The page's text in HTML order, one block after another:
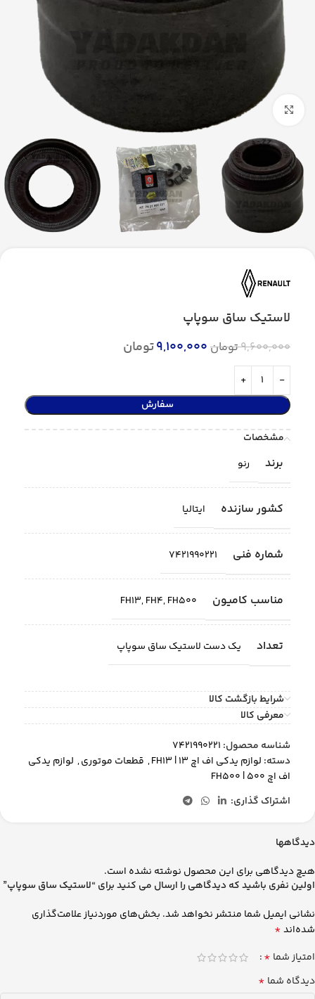
بزرگنمایی تصویر
لاستیک ساق سوپاپ
9,600,000تومان 9,100,000تومان
سفارش
مشخصات
برند رنو
کشور سازنده ایتالیا
شماره فنی 7421990221
مناسب کامیون FH13,FH4,FH500
تعداد یک دست لاستیک ساق سوپاپ
شرایط بازگشت کالا
معرفی کالا
شناسه محصول: 7421990221
دسته: لوازم یدکی اف اچ 13 | FH13 , قطعات موتوری, لوازم یدکی
اف اچ 500 | FH500
اشتراک گذاری:
دیدگاهها
هیچ دیدگاهی برای این محصول نوشته نشده است.
اولین نفری باشید که دیدگاهی را ارسال می کنید برای “لاستیک ساق سوپاپ”
نشانی ایمیل شما منتشر نخواهد شد. بخش‌های موردنیاز علامت‌گذاری
شده‌اند*
امتیاز شما *
دیدگاه شما *